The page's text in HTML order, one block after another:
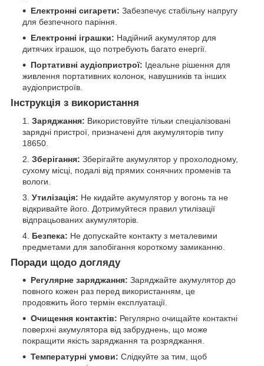
Електронні сигарети: Забезпечує стабільну напругу
для безпечного паріння.
Електронні іграшки: Надійний акумулятор для
дитячих іграшок, що потребують багато енергії.
Портативні аудіопристрої: Ідеальне рішення для
живлення портативних колонок, навушників та інших
аудіопристроїв.
Інструкція з використання
Заряджання: Використовуйте тільки спеціалізовані
зарядні пристрої, призначені для акумуляторів типу
18650.
Зберігання: Зберігайте акумулятор у прохолодному,
сухому місці, подалі від прямих сонячних променів та
вологи.
Утилізація: Не кидайте акумулятор у вогонь та не
відкривайте його. Дотримуйтеся правил утилізації
відпрацьованих акумуляторів.
Безпека: Не допускайте контакту з металевими
предметами для запобігання короткому замиканню.
Поради щодо догляду
Регулярне заряджання: Заряджайте акумулятор до
повного кожен раз перед використанням, це
продовжить його термін експлуатації.
Очищення контактів: Регулярно очищайте контактні
поверхні акумулятора від забруднень, що може
покращити якість заряджання та розряджання.
Температурні умови: Слідкуйте за тим, щоб